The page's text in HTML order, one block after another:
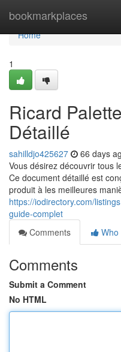
bookmarkplaces
Home
Home
1
Ricard
Détaillé
sahilldjo425627 66 days
Vous désirez découvrir tous
Ce document détaillé est
produit à les meilleures
https://iodirectory.com/
guide-complet
Comments
Who
Comments
Submit a Comment
No HTML